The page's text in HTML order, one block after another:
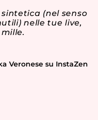
(nel senso
nelle tue live,
Veronese su InstaZen